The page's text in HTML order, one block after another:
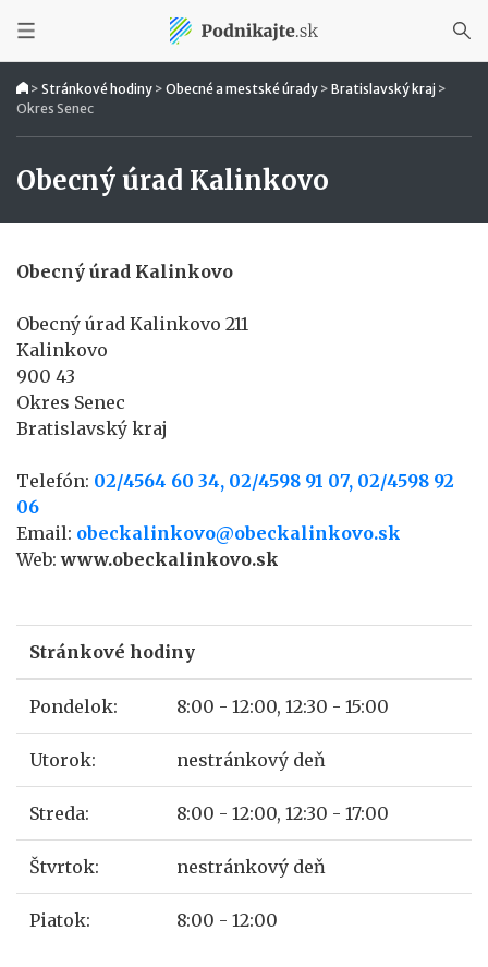
> Stránkové hodiny > Obecné a mestské úrady > Bratislavský kraj >
Okres Senec
Obecný úrad Kalinkovo
Obecný úrad Kalinkovo
Obecný úrad Kalinkovo 211
Kalinkovo
900 43
Okres Senec
Bratislavský kraj
Telefón: 02/4564 60 34, 02/4598 91 07, 02/4598 92
06
Email: obeckalinkovo@obeckalinkovo.sk
Web:www.obeckalinkovo.sk
Stránkové hodiny
Pondelok: 8:00 - 12:00, 12:30 - 15:00
Utorok: nestránkový deň
Streda: 8:00 - 12:00, 12:30 - 17:00
Štvrtok: nestránkový deň
Piatok: 8:00 - 12:00